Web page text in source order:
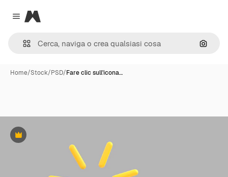
Close menu
Magnific
Cerca
Home/Stock/PSD/Fare clic sull'icona…
Premium